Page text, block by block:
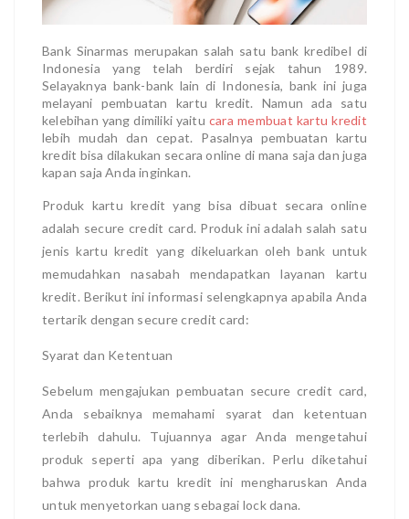
Bank Sinarmas merupakan salah satu bank kredibel di
Indonesia yang telah berdiri sejak tahun 1989.
Selayaknya bank-bank lain di Indonesia, bank ini juga
melayani pembuatan kartu kredit. Namun ada satu
kelebihan yang dimiliki yaitu cara membuat kartu kredit
lebih mudah dan cepat. Pasalnya pembuatan kartu
kredit bisa dilakukan secara online di mana saja dan juga
kapan saja Anda inginkan.
Produk kartu kredit yang bisa dibuat secara online
adalah secure credit card. Produk ini adalah salah satu
jenis kartu kredit yang dikeluarkan oleh bank untuk
memudahkan nasabah mendapatkan layanan kartu
kredit. Berikut ini informasi selengkapnya apabila Anda
tertarik dengan secure credit card:
Syarat dan Ketentuan
Sebelum mengajukan pembuatan secure credit card,
Anda sebaiknya memahami syarat dan ketentuan
terlebih dahulu. Tujuannya agar Anda mengetahui
produk seperti apa yang diberikan. Perlu diketahui
bahwa produk kartu kredit ini mengharuskan Anda
untuk menyetorkan uang sebagai lock dana.